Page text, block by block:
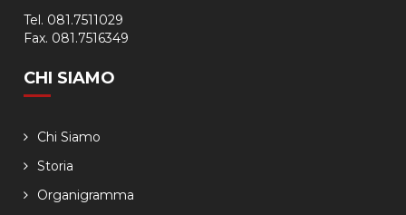
Tel. 081.7511029
Fax. 081.7516349
CHI SIAMO
Chi Siamo
Storia
Organigramma